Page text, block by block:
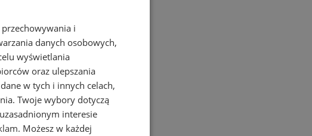
i
danych osobowych,
wyświetlania
oraz ulepszania
w tych i innych celach,
Twoje wybory dotyczą
interesie
. Możesz w każdej